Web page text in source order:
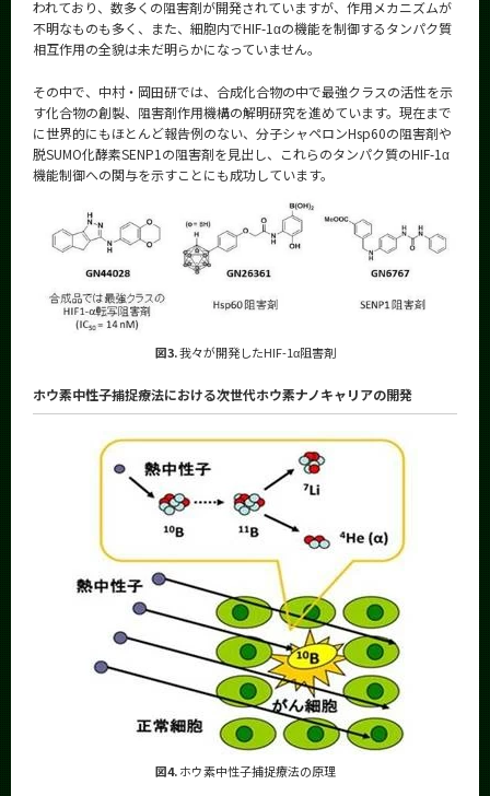
われており、数多くの阻害剤が開発されていますが、作用メカニズムが
不明なものも多く、また、細胞内でHIF-1αの機能を制御するタンパク質
相互作用の全貌は未だ明らかになっていません。
その中で、中村・岡田研では、合成化合物の中で最強クラスの活性を示
す化合物の創製、阻害剤作用機構の解明研究を進めています。現在まで
に世界的にもほとんど報告例のない、分子シャペロンHsp60の阻害剤や
脱SUMO化酵素SENP1の阻害剤を見出し、これらのタンパク質のHIF-1α
機能制御への関与を示すことにも成功しています。
図3.我々が開発したHIF-1α阻害剤
ホウ素中性子捕捉療法における次世代ホウ素ナノキャリアの開発
図4.ホウ素中性子捕捉療法の原理